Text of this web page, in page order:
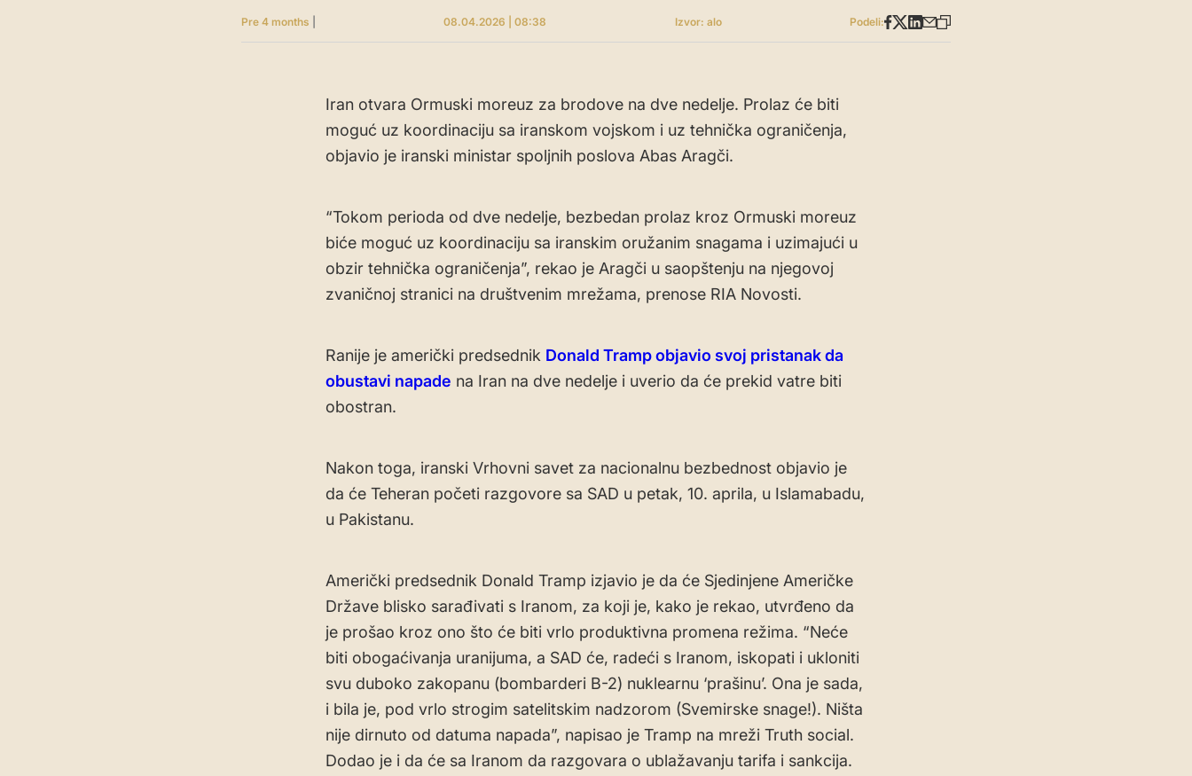
Pre 4 months 08.04.2026 | 08:38 Izvor: alo Podeli:
Iran otvara Ormuski moreuz za brodove na dve nedelje. Prolaz će biti
moguć uz koordinaciju sa iranskom vojskom i uz tehnička ograničenja,
objavio je iranski ministar spoljnih poslova Abas Aragči.
“Tokom perioda od dve nedelje, bezbedan prolaz kroz Ormuski moreuz
biće moguć uz koordinaciju sa iranskim oružanim snagama i uzimajući u
obzir tehnička ograničenja”, rekao je Aragči u saopštenju na njegovoj
zvaničnoj stranici na društvenim mrežama, prenose RIA Novosti.
Ranije je američki predsednik Donald Tramp objavio svoj pristanak da
obustavi napade na Iran na dve nedelje i uverio da će prekid vatre biti
obostran.
Nakon toga, iranski Vrhovni savet za nacionalnu bezbednost objavio je
da će Teheran početi razgovore sa SAD u petak, 10. aprila, u Islamabadu,
u Pakistanu.
Američki predsednik Donald Tramp izjavio je da će Sjedinjene Američke
Države blisko sarađivati ​​s Iranom, za koji je, kako je rekao, utvrđeno da
je prošao kroz ono što će biti vrlo produktivna promena režima. “Neće
biti obogaćivanja uranijuma, a SAD će, radeći s Iranom, iskopati i ukloniti
svu duboko zakopanu (bombarderi B-2) nuklearnu ‘prašinu’. Ona je sada,
i bila je, pod vrlo strogim satelitskim nadzorom (Svemirske snage!). Ništa
nije dirnuto od datuma napada”, napisao je Tramp na mreži Truth social.
Dodao je i da će sa Iranom da razgovara o ublažavanju tarifa i sankcija.